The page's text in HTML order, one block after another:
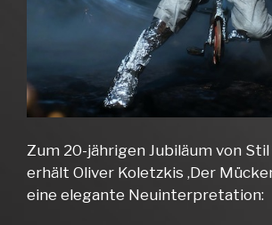
Zum 20-jährigen Jubiläum von
erhält Oliver Koletzkis ‚Der
eine elegante Neuinterpretation: